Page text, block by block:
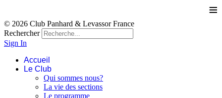
≡
© 2026 Club Panhard & Levassor France
Rechercher
Sign In
Accueil
Le Club
Qui sommes nous?
La vie des sections
Le programme